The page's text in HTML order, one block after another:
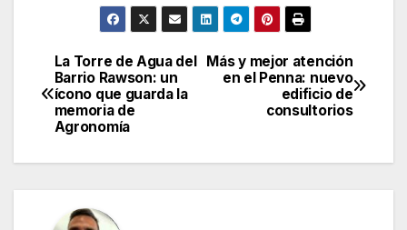
Navegación
de
entradas
Más y mejor atención
en el Penna: nuevo
edificio de
consultorios
La Torre de Agua del
Barrio Rawson: un
ícono que guarda la
memoria de
Agronomía